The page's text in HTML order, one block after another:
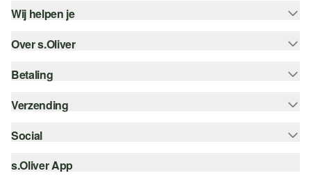
Wij helpen je
Help - FAQ
Maattabel
Top categorieën
Over s.Oliver
Nieuwsbrief
s.Oliver Card
Verlanglijstje
Betaling
Koop op rekening
Creditcard
Verzending
Track & Trace
Post NL
Social
instagram
s.Oliver App